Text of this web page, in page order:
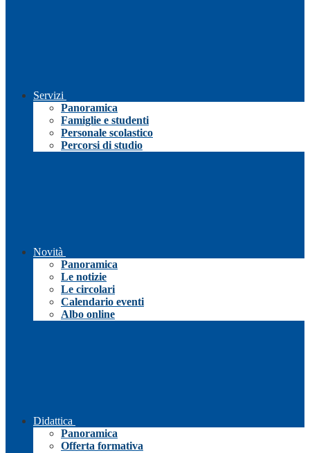
Servizi
Panoramica
Famiglie e studenti
Personale scolastico
Percorsi di studio
Novità
Panoramica
Le notizie
Le circolari
Calendario eventi
Albo online
Didattica
Panoramica
Offerta formativa